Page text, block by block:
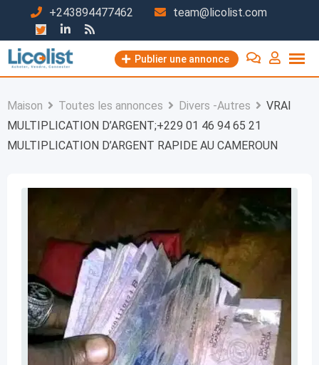
contenu
+243894477462 team@licolist.com
Publier une annonce
Maison Toutes les annonces Divers -Autres
VRAI
MULTIPLICATION D’ARGENT;+229 01 46 94 65 21
MULTIPLICATION D’ARGENT RAPIDE AU CAMEROUN